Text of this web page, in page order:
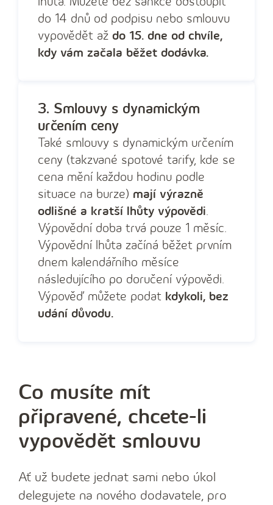
do 14 dnů od podpisu nebo smlouvu
vypovědět až do 15. dne od chvíle,
kdy vám začala běžet dodávka.
3. Smlouvy s dynamickým
určením ceny
Také smlouvy s dynamickým určením
ceny (takzvané spotové tarify, kde se
cena mění každou hodinu podle
situace na burze) mají výrazně
odlišné a kratší lhůty výpovědi.
Výpovědní doba trvá pouze 1 měsíc.
Výpovědní lhůta začíná běžet prvním
dnem kalendářního měsíce
následujícího po doručení výpovědi.
Výpověď můžete podat kdykoli, bez
udání důvodu.
Co musíte mít
připravené, chcete-li
vypovědět smlouvu
Ať už budete jednat sami nebo úkol
delegujete na nového dodavatele, pro